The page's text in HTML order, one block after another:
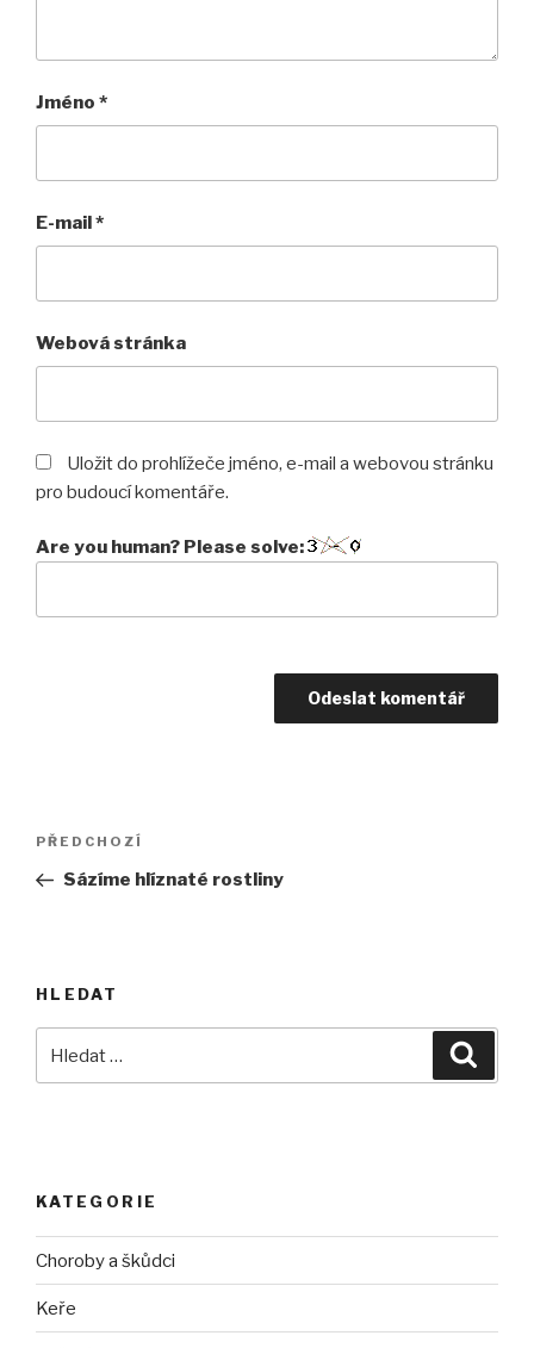
Jméno *
E-mail*
Webová stránka
Uložit do prohlížeče jméno, e-mail a webovou stránku
pro budoucí komentáře.
Are you human? Please solve:
Navigace
příspěvek
Předchozí
příspěvek
PŘEDCHOZÍ
Sázíme hlíznaté rostliny
HLEDAT
KATEGORIE
Choroby a škůdci
Keře